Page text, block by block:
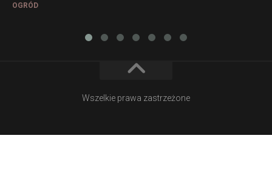
OGRÓD
Wszelkie prawa zastrzeżone